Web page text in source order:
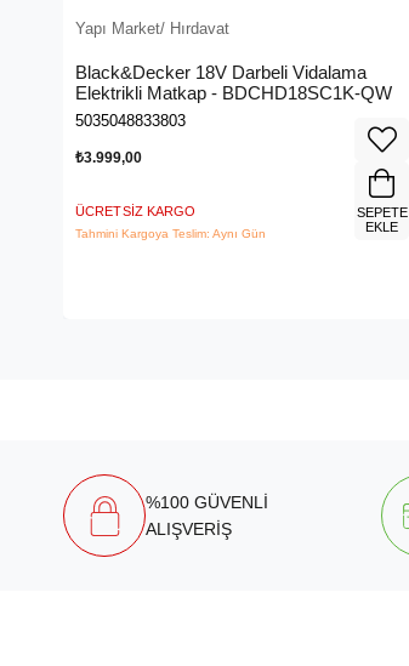
Yapı Market/ Hırdavat
Black&Decker 18V Darbeli Vidalama
Elektrikli Matkap - BDCHD18SC1K-QW
5035048833803
₺3.999,00
ÜCRETSIZ KARGO
Tahmini Kargoya Teslim: Aynı Gün
SEPETE
EKLE
%100 GÜVENLİ
ALIŞVERİŞ